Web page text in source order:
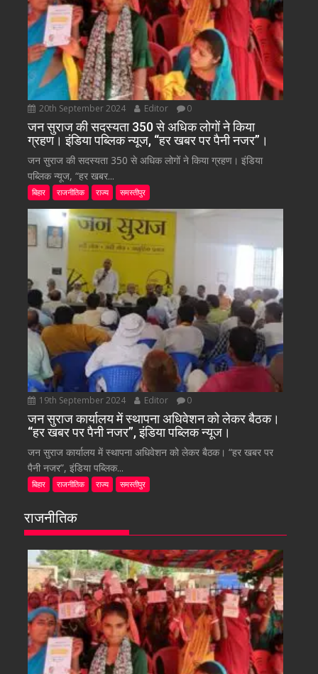
20th September 2024 Editor 0
जन सुराज की सदस्यता 350 से अधिक लोगों ने किया
ग्रहण। इंडिया पब्लिक न्यूज, “हर खबर पर पैनी नजर”।
जन सुराज की सदस्यता 350 से अधिक लोगों ने किया ग्रहण। इंडिया
पब्लिक न्यूज, “हर खबर...
बिहार राजनीतिक राज्य समस्तीपुर
19th September 2024 Editor 0
जन सुराज कार्यालय में स्थापना अधिवेशन को लेकर बैठक।
“हर खबर पर पैनी नजर”, इंडिया पब्लिक न्यूज।
जन सुराज कार्यालय में स्थापना अधिवेशन को लेकर बैठक। “हर खबर पर
पैनी नजर”, इंडिया पब्लिक...
बिहार राजनीतिक राज्य समस्तीपुर
राजनीतिक